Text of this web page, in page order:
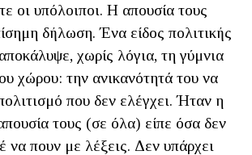
οι υπόλοιποι. Η απουσία τους
δήλωση. Ένα είδος πολιτικής
χωρίς λόγια, τη γύμνια
χώρου: την ανικανότητά του να
που δεν ελέγχει. Ήταν η
τους (σε όλα) είπε όσα δεν
να πουν με λέξεις. Δεν υπάρχει